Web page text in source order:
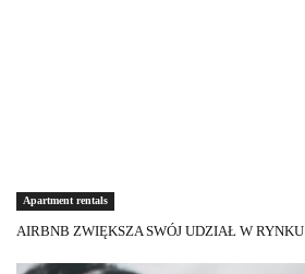
Apartment rentals
AIRBNB ZWIĘKSZA SWÓJ UDZIAŁ W RYNKU